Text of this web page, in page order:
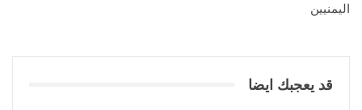
اليمنيين
قد يعجبك ايضا